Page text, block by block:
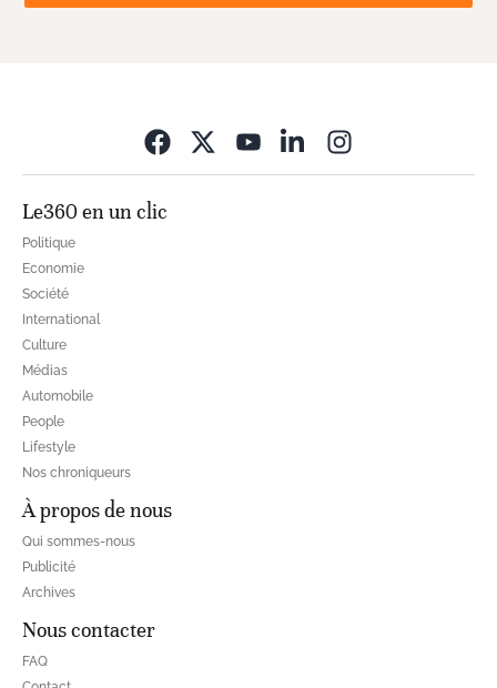
Le360 en un clic
Politique
Economie
Société
International
Culture
Médias
Automobile
People
Lifestyle
Nos chroniqueurs
À propos de nous
Qui sommes-nous
Publicité
Archives
Nous contacter
FAQ